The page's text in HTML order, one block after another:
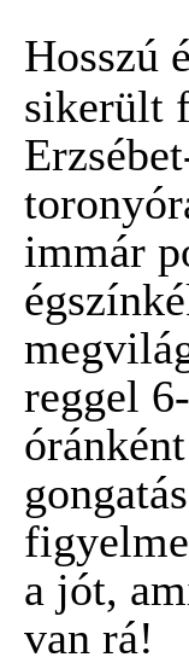
Hosszú
sikerült
immár
reggel
a jót,
van rá!